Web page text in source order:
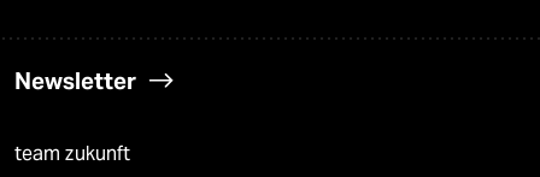
Newsletter
team zukunft